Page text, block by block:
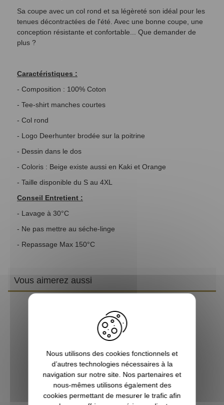
Sa coupe avec un col rond et sa légèreté son idéal pour les
tenues décontractées de l'été. Avec une bonne coupe, une
conception résistante et confortable... Que demander de
plus ?
Caractéristiques :
- Composition : 100% Coton
- Tee-shirt manches courtes
- Col rond
- Logo Deerhunter brodée sur la poitrine
- Dessin dans le dos
- Coloris : Beige existe aussi en Kaki et Orange
- Taille disponible du S au 4XL
Conseil Entretient :
- Lavage à 30°C
- Ne pas mettre au séche-linge
- Repassage Max 150°C
Vous aimerez aussi
Nous utilisons des cookies fonctionnels et
d’autres technologies nécessaires à la
navigation sur notre site. Nos partenaires et
nous-mêmes utilisons également des
cookies permettant de mesurer le trafic afin